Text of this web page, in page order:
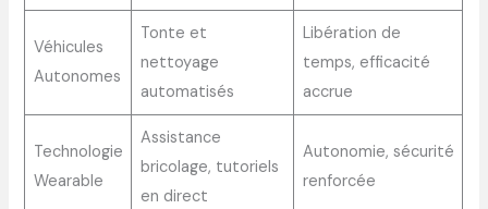
Véhicules
Autonomes
Tonte et
nettoyage
automatisés
Libération de
temps, efficacité
accrue
Technologie
Wearable
Assistance
bricolage, tutoriels
en direct
Autonomie, sécurité
renforcée